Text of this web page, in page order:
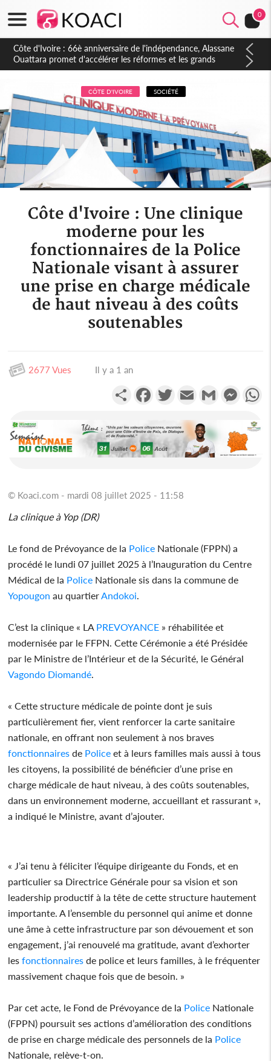
0
Côte d'Ivoire : À Abidjan, Amadou Oury Bah admire le modèle
ivoirien et veut s'en inspirer pour accélérer le développement
de la Guinée
CÔTE D'IVOIRE SOCIÉTÉ
Côte d'Ivoire : Une clinique
moderne pour les
fonctionnaires de la Police
Nationale visant à assurer
une prise en charge médicale
de haut niveau à des coûts
soutenables
2677 Vues Il y a 1 an
PartagerFacebookTwitterEmail Gmail
© Koaci.com - mardi 08 juillet 2025 - 11:58
La clinique à Yop (DR)
Le fond de Prévoyance de la Police Nationale (FPPN) a
procédé le lundi 07 juillet 2025 à l’Inauguration du Centre
Médical de la Police Nationale sis dans la commune de
Yopougon au quartierAndokoi.
C’est la clinique « LA PREVOYANCE » réhabilitée et
modernisée par le FFPN. Cette Cérémonie a été Présidée
par le Ministre de l’Intérieur et de la Sécurité, le Général
Vagondo Diomandé.
« Cette structure médicale de pointe dont je suis
particulièrement fier, vient renforcer la carte sanitaire
nationale, en offrant non seulement à nos braves
fonctionnaires de Police et à leurs familles mais aussi à tous
les citoyens, la possibilité de bénéficier d’une prise en
charge médicale de haut niveau, à des coûts soutenables,
dans un environnement moderne, accueillant et rassurant »,
a indiqué le Ministre, avant d’ajouter.
« J’ai tenu à féliciter l’équipe dirigeante du Fonds, et en
particulier sa Directrice Générale pour sa vision et son
leadership productif à la tête de cette structure hautement
importante. A l’ensemble du personnel qui anime et donne
une âme à cette infrastructure par son dévouement et son
engagement, j’ai renouvelé ma gratitude, avant d’exhorter
lesfonctionnaires de police et leurs familles, à le fréquenter
massivement chaque fois que de besoin. »
Par cet acte, le Fond de Prévoyance de la Police Nationale
(FPPN) poursuit ses actions d’amélioration des conditions
de prise en charge médicale des personnels de la Police
Nationale, relève-t-on.